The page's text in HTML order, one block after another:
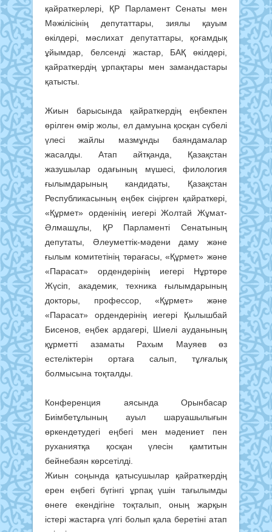
қайраткерлері, ҚР Парламент Сенаты мен
Мәжілісінің депутаттары, зиялы қауым
өкілдері, мәслихат депутаттары, қоғамдық
ұйымдар, белсенді жастар, БАҚ өкілдері,
қайраткердің ұрпақтары мен замандастары
қатысты.
Жиын барысында қайраткердің еңбекпен
өрілген өмір жолы, ел дамуына қосқан сүбелі
үлесі жайлы мазмұнды баяндамалар
жасалды. Атап айтқанда, Қазақстан
жазушылар одағының мүшесі, филология
ғылымдарының кандидаты, Қазақстан
Республикасының еңбек сіңірген қайраткері,
«Құрмет» орденінің иегері Жолтай Жұмат-
Әлмашұлы, ҚР Парламенті Сенатының
депутаты, Әлеуметтік-мәдени даму және
ғылым комитетінің төрағасы, «Құрмет» және
«Парасат» ордендерінің иегері Нұртөре
Жүсіп, академик, техника ғылымдарының
докторы, профессор, «Құрмет» және
«Парасат» ордендерінің иегері Қылышбай
Бисенов, еңбек ардагері, Шиелі ауданының
құрметті азаматы Рахым Мауяев өз
естеліктерін ортаға салып, тұлғалық
болмысына тоқталды.
Конференция аясында Орынбасар
Биімбетұлының ауыл шаруашылығын
өркендетудегі еңбегі мен мәдениет пен
руханиятқа қосқан үлесін қамтитын
бейнебаян көрсетілді.
Жиын соңында қатысушылар қайраткердің
ерен еңбегі бүгінгі ұрпақ үшін тағылымды
өнеге екендігіне тоқталып, оның жарқын
істері жастарға үлгі болып қала беретіні атап